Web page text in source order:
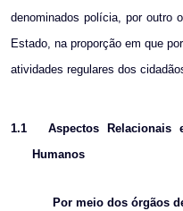
denominados polícia, por outro
Estado, na proporção em que
atividades regulares dos
1.1
Aspectos Relacionais
Humanos
Por meio dos órgãos